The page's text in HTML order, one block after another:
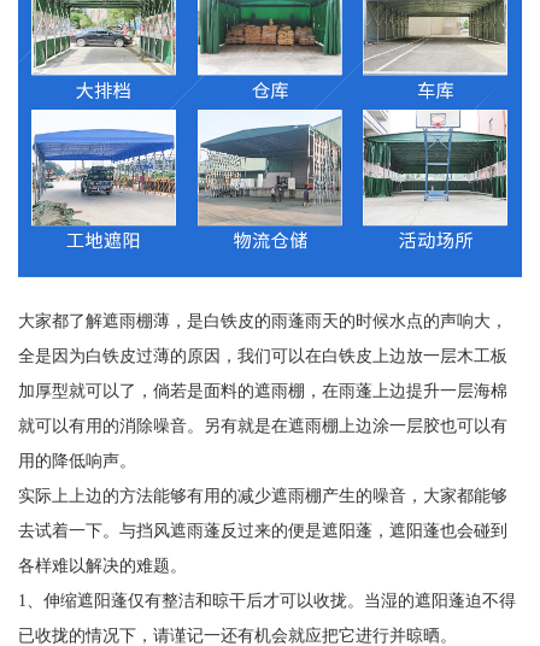
大家都了解遮雨棚薄，是白铁皮的雨蓬雨天的时候水点的声响大，
全是因为白铁皮过薄的原因，我们可以在白铁皮上边放一层木工板
加厚型就可以了，倘若是面料的遮雨棚，在雨蓬上边提升一层海棉
就可以有用的消除噪音。另有就是在遮雨棚上边涂一层胶也可以有
用的降低响声。
实际上上边的方法能够有用的减少遮雨棚产生的噪音，大家都能够
去试着一下。与挡风遮雨蓬反过来的便是遮阳蓬，遮阳蓬也会碰到
各样难以解决的难题。
1、伸缩遮阳蓬仅有整洁和晾干后才可以收拢。当湿的遮阳蓬迫不得
已收拢的情况下，请谨记一还有机会就应把它进行并晾晒。